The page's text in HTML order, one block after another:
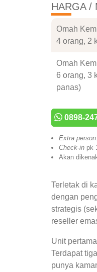
HARGA /
Omah
4 orang, 2
Omah
6 orang, 3
panas)
0898-
Extra person
Check-in pk
Akan
Terletak di
dengan
strategis
reseller
Unit
Terdapat
punya